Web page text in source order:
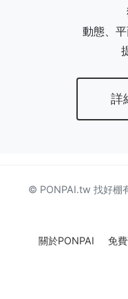
動態、
詳
© PONPAI.tw 找好棚
關於PONPAI 免